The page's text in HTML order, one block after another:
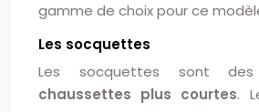
gamme de choix pour ce
Les socquettes
Les socquettes sont
chaussettes plus courtes.